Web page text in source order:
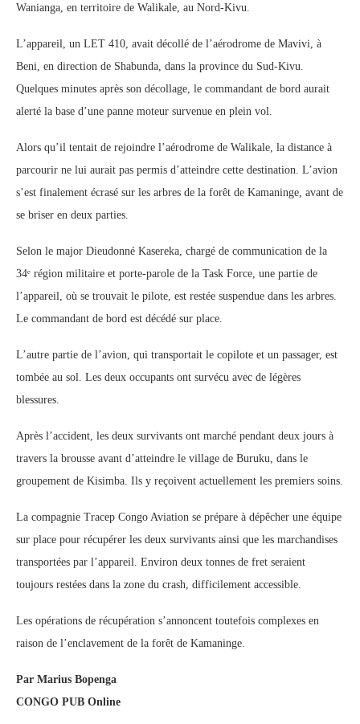
Wanianga, en territoire de Walikale, au Nord-Kivu.
L’appareil, un LET 410, avait décollé de l’aérodrome de Mavivi, à
Beni, en direction de Shabunda, dans la province du Sud-Kivu.
Quelques minutes après son décollage, le commandant de bord aurait
alerté la base d’une panne moteur survenue en plein vol.
Alors qu’il tentait de rejoindre l’aérodrome de Walikale, la distance à
parcourir ne lui aurait pas permis d’atteindre cette destination. L’avion
s’est finalement écrasé sur les arbres de la forêt de Kamaninge, avant de
se briser en deux parties.
Selon le major Dieudonné Kasereka, chargé de communication de la
34ᵉ région militaire et porte-parole de la Task Force, une partie de
l’appareil, où se trouvait le pilote, est restée suspendue dans les arbres.
Le commandant de bord est décédé sur place.
L’autre partie de l’avion, qui transportait le copilote et un passager, est
tombée au sol. Les deux occupants ont survécu avec de légères
blessures.
Après l’accident, les deux survivants ont marché pendant deux jours à
travers la brousse avant d’atteindre le village de Buruku, dans le
groupement de Kisimba. Ils y reçoivent actuellement les premiers soins.
La compagnie Tracep Congo Aviation se prépare à dépêcher une équipe
sur place pour récupérer les deux survivants ainsi que les marchandises
transportées par l’appareil. Environ deux tonnes de fret seraient
toujours restées dans la zone du crash, difficilement accessible.
Les opérations de récupération s’annoncent toutefois complexes en
raison de l’enclavement de la forêt de Kamaninge.
Par Marius Bopenga
CONGO PUB Online